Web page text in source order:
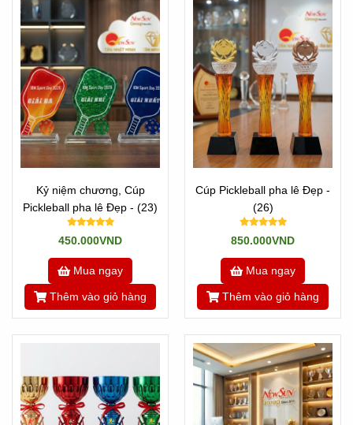
Kỷ niệm chương, Cúp
Pickleball pha lê Đẹp - (23)
450.000VND
Mua ngay
Thêm vào giỏ hàng
Cúp Pickleball pha lê Đẹp -
(26)
850.000VND
Mua ngay
Thêm vào giỏ hàng